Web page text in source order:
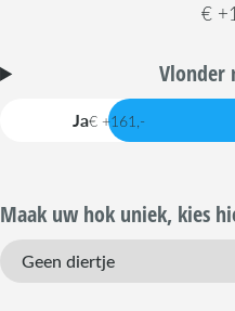
€
Vlonder
Ja€ +161,-
Maak uw hok uniek, kies